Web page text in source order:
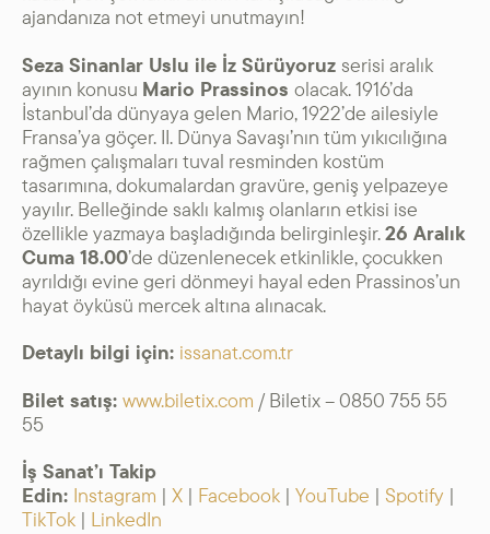
ajandanıza not etmeyi unutmayın!
Seza Sinanlar Uslu ile İz Sürüyoruz serisi aralık
ayının konusu Mario Prassinos olacak. 1916’da
İstanbul’da dünyaya gelen Mario, 1922’de ailesiyle
Fransa’ya göçer. II. Dünya Savaşı’nın tüm yıkıcılığına
rağmen çalışmaları tuval resminden kostüm
tasarımına, dokumalardan gravüre, geniş yelpazeye
yayılır. Belleğinde saklı kalmış olanların etkisi ise
özellikle yazmaya başladığında belirginleşir.26 Aralık
Cuma 18.00’de düzenlenecek etkinlikle, çocukken
ayrıldığı evine geri dönmeyi hayal eden Prassinos’un
hayat öyküsü mercek altına alınacak.
Detaylı bilgi için: issanat.com.tr
Bilet satış: www.biletix.com / Biletix – 0850 755 55
55
İş Sanat’ı Takip
Edin: Instagram | X | Facebook | YouTube | Spotify |
TikTok | LinkedIn